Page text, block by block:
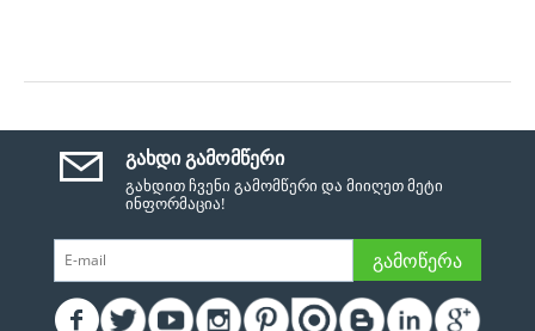
ᲒᲐᲮᲓᲘ ᲒᲐᲛᲝᲛᲬᲔᲠᲘ
გახდით ჩვენი გამომწერი და მიიღეთ მეტი
ინფორმაცია!
ᲒᲐᲛᲝᲬᲔᲠᲐ